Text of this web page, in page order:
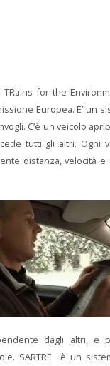
for the
Europea. E’ un
C’è un veicolo
tutti gli altri. Ogni
distanza, velocità
dagli altri, e
SARTRE è un